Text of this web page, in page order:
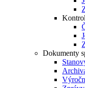
Dokumenty